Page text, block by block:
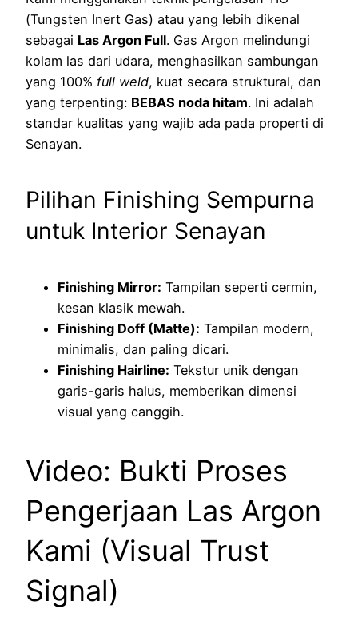
(Tungsten Inert Gas) atau yang lebih dikenal
sebagai Las Argon Full. Gas Argon melindungi
kolam las dari udara, menghasilkan sambungan
yang 100% full weld, kuat secara struktural, dan
yang terpenting: BEBAS noda hitam. Ini adalah
standar kualitas yang wajib ada pada properti di
Senayan.
Pilihan Finishing Sempurna
untuk Interior Senayan
Finishing Mirror: Tampilan seperti cermin,
kesan klasik mewah.
Finishing Doff (Matte): Tampilan modern,
minimalis, dan paling dicari.
Finishing Hairline: Tekstur unik dengan
garis-garis halus, memberikan dimensi
visual yang canggih.
Video: Bukti Proses
Pengerjaan Las Argon
Kami (Visual Trust
Signal)